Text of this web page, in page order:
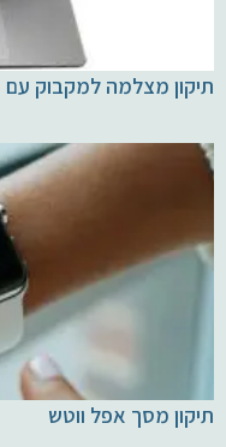
תיקון מצלמה למקבוק עם אגס נגוס 100%
תיקון מסך אפל ווטש